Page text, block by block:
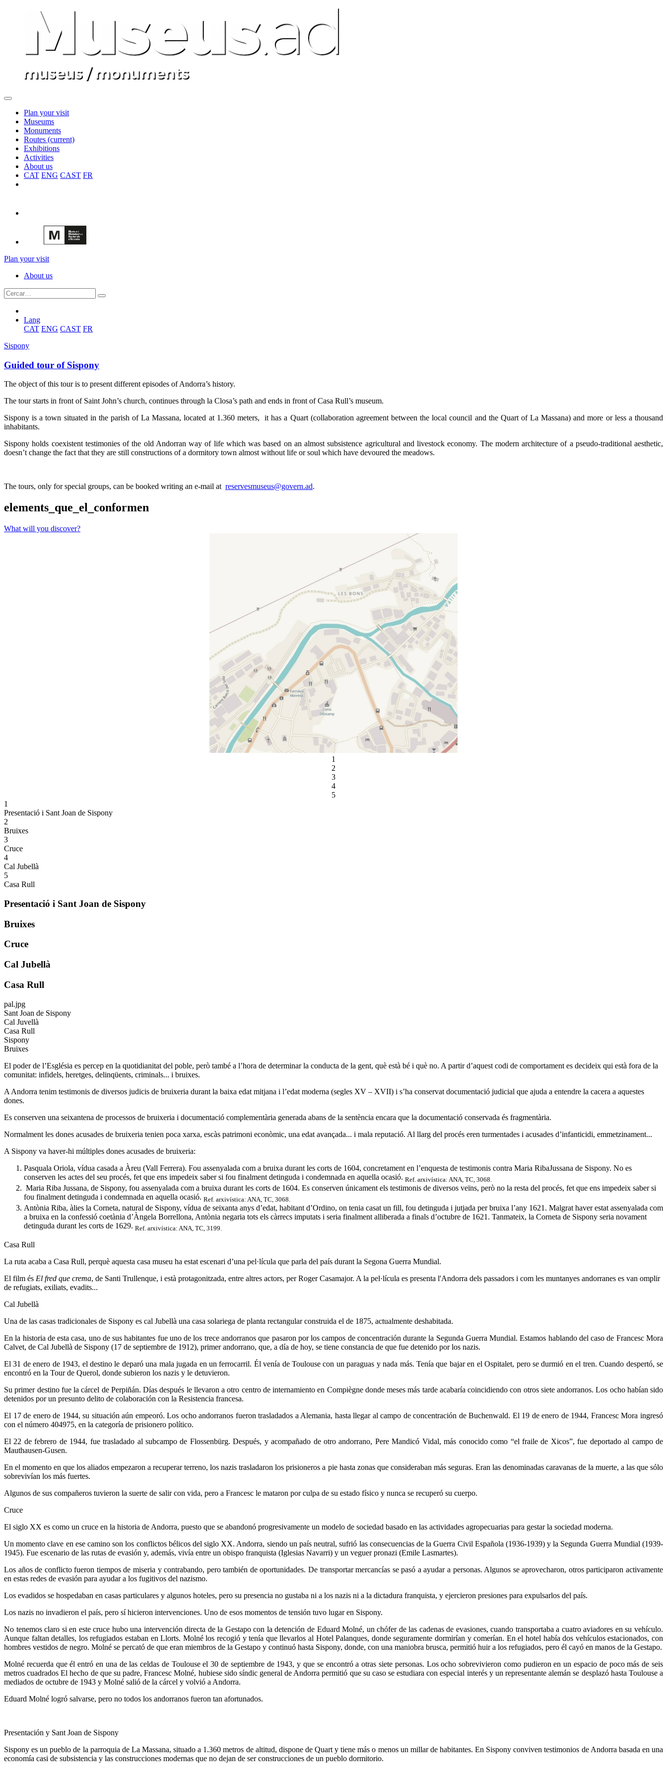
Plan your visit
Museums
Monuments
Routes (current)
Exhibitions
Activities
About us
CAT ENG CAST FR
Plan your visit
About us
Lang
CAT ENG CAST FR
Sispony
Guided tour of Sispony
The object of this tour is to present different episodes of Andorra’s history.
The tour starts in front of Saint John’s church, continues through la Closa’s path and ends in front of Casa Rull’s museum.
Sispony is a town situated in the parish of La Massana, located at 1.360 meters, it has a Quart (collaboration agreement between the local council and the Quart of La Massana) and more or less a thousand
inhabitants.
Sispony holds coexistent testimonies of the old Andorran way of life which was based on an almost subsistence agricultural and livestock economy. The modern architecture of a pseudo-traditional aesthetic,
doesn’t change the fact that they are still constructions of a dormitory town almost without life or soul which have devoured the meadows.
The tours, only for special groups, can be booked writing an e-mail at reservesmuseus@govern.ad.
elements_que_el_conformen
What will you discover?
1
2
3
4
5
1
Presentació i Sant Joan de Sispony
2
Bruixes
3
Cruce
4
Cal Jubellà
5
Casa Rull
Presentació i Sant Joan de Sispony
Bruixes
Cruce
Cal Jubellà
Casa Rull
pal.jpg
Sant Joan de Sispony
Cal Juvellà
Casa Rull
Sispony
Bruixes
El poder de l’Església es percep en la quotidianitat del poble, però també a l’hora de determinar la conducta de la gent, què està bé i què no. A partir d’aquest codi de comportament es decideix qui està fora de la
comunitat: infidels, heretges, delinqüents, criminals... i bruixes.
A Andorra tenim testimonis de diversos judicis de bruixeria durant la baixa edat mitjana i l’edat moderna (segles XV – XVII) i s’ha conservat documentació judicial que ajuda a entendre la cacera a aquestes
dones.
Es conserven una seixantena de processos de bruixeria i documentació complementària generada abans de la sentència encara que la documentació conservada és fragmentària.
Normalment les dones acusades de bruixeria tenien poca xarxa, escàs patrimoni econòmic, una edat avançada... i mala reputació. Al llarg del procés eren turmentades i acusades d’infanticidi, emmetzinament...
A Sispony va haver-hi múltiples dones acusades de bruixeria:
Pasquala Oriola, vídua casada a Àreu (Vall Ferrera). Fou assenyalada com a bruixa durant les corts de 1604, concretament en l’enquesta de testimonis contra Maria RibaJussana de Sispony. No es
conserven les actes del seu procés, fet que ens impedeix saber si fou finalment detinguda i condemnada en aquella ocasió. Ref. arxivística: ANA, TC, 3068.
Maria Riba Jussana, de Sispony, fou assenyalada com a bruixa durant les corts de 1604. Es conserven únicament els testimonis de diversos veïns, però no la resta del procés, fet que ens impedeix saber si
fou finalment detinguda i condemnada en aquella ocasió. Ref. arxivística: ANA, TC, 3068.
Antònia Riba, àlies la Corneta, natural de Sispony, vídua de seixanta anys d’edat, habitant d’Ordino, on tenia casat un fill, fou detinguda i jutjada per bruixa l’any 1621. Malgrat haver estat assenyalada com
a bruixa en la confessió coetània d’Àngela Borrellona, Antònia negaria tots els càrrecs imputats i seria finalment alliberada a finals d’octubre de 1621. Tanmateix, la Corneta de Sispony seria novament
detinguda durant les corts de 1629. Ref. arxivística: ANA, TC, 3199.
Casa Rull
La ruta acaba a Casa Rull, perquè aquesta casa museu ha estat escenari d’una pel·lícula que parla del país durant la Segona Guerra Mundial.
El film és El fred que crema, de Santi Trullenque, i està protagonitzada, entre altres actors, per Roger Casamajor. A la pel·lícula es presenta l'Andorra dels passadors i com les muntanyes andorranes es van omplir
de refugiats, exiliats, evadits...
Cal Jubellà
Una de las casas tradicionales de Sispony es cal Jubellà una casa solariega de planta rectangular construida el de 1875, actualmente deshabitada.
En la historia de esta casa, uno de sus habitantes fue uno de los trece andorranos que pasaron por los campos de concentración durante la Segunda Guerra Mundial. Estamos hablando del caso de Francesc Mora
Calvet, de Cal Jubellà de Sispony (17 de septiembre de 1912), primer andorrano, que, a día de hoy, se tiene constancia de que fue detenido por los nazis.
El 31 de enero de 1943, el destino le deparó una mala jugada en un ferrocarril. Él venía de Toulouse con un paraguas y nada más. Tenía que bajar en el Ospitalet, pero se durmió en el tren. Cuando despertó, se
encontró en la Tour de Querol, donde subieron los nazis y le detuvieron.
Su primer destino fue la cárcel de Perpiñán. Días después le llevaron a otro centro de internamiento en Compiègne donde meses más tarde acabaría coincidiendo con otros siete andorranos. Los ocho habían sido
detenidos por un presunto delito de colaboración con la Resistencia francesa.
El 17 de enero de 1944, su situación aún empeoró. Los ocho andorranos fueron trasladados a Alemania, hasta llegar al campo de concentración de Buchenwald. El 19 de enero de 1944, Francesc Mora ingresó
con el número 404975, en la categoría de prisionero político.
El 22 de febrero de 1944, fue trasladado al subcampo de Flossenbürg. Después, y acompañado de otro andorrano, Pere Mandicó Vidal, más conocido como “el fraile de Xicos”, fue deportado al campo de
Mauthausen-Gusen.
En el momento en que los aliados empezaron a recuperar terreno, los nazis trasladaron los prisioneros a pie hasta zonas que consideraban más seguras. Eran las denominadas caravanas de la muerte, a las que sólo
sobrevivían los más fuertes.
Algunos de sus compañeros tuvieron la suerte de salir con vida, pero a Francesc le mataron por culpa de su estado físico y nunca se recuperó su cuerpo.
Cruce
El siglo XX es como un cruce en la historia de Andorra, puesto que se abandonó progresivamente un modelo de sociedad basado en las actividades agropecuarias para gestar la sociedad moderna.
Un momento clave en ese camino son los conflictos bélicos del siglo XX. Andorra, siendo un país neutral, sufrió las consecuencias de la Guerra Civil Española (1936-1939) y la Segunda Guerra Mundial (1939-
1945). Fue escenario de las rutas de evasión y, además, vivía entre un obispo franquista (Iglesias Navarri) y un veguer pronazi (Emile Lasmartes).
Los años de conflicto fueron tiempos de miseria y contrabando, pero también de oportunidades. De transportar mercancías se pasó a ayudar a personas. Algunos se aprovecharon, otros participaron activamente
en estas redes de evasión para ayudar a los fugitivos del nazismo.
Los evadidos se hospedaban en casas particulares y algunos hoteles, pero su presencia no gustaba ni a los nazis ni a la dictadura franquista, y ejercieron presiones para expulsarlos del país.
Los nazis no invadieron el país, pero sí hicieron intervenciones. Uno de esos momentos de tensión tuvo lugar en Sispony.
No tenemos claro si en este cruce hubo una intervención directa de la Gestapo con la detención de Eduard Molné, un chófer de las cadenas de evasiones, cuando transportaba a cuatro aviadores en su vehículo.
Aunque faltan detalles, los refugiados estaban en Llorts. Molné los recogió y tenía que llevarlos al Hotel Palanques, donde seguramente dormirían y comerían. En el hotel había dos vehículos estacionados, con
hombres vestidos de negro. Molné se percató de que eran miembros de la Gestapo y continuó hasta Sispony, donde, con una maniobra brusca, permitió huir a los refugiados, pero él cayó en manos de la Gestapo.
Molné recuerda que él entró en una de las celdas de Toulouse el 30 de septiembre de 1943, y que se encontró a otras siete personas. Los ocho sobrevivieron como pudieron en un espacio de poco más de seis
metros cuadrados El hecho de que su padre, Francesc Molné, hubiese sido síndic general de Andorra permitió que su caso se estudiara con especial interés y un representante alemán se desplazó hasta Toulouse a
mediados de octubre de 1943 y Molné salió de la cárcel y volvió a Andorra.
Eduard Molné logró salvarse, pero no todos los andorranos fueron tan afortunados.
Presentación y Sant Joan de Sispony
Sispony es un pueblo de la parroquia de La Massana, situado a 1.360 metros de altitud, dispone de Quart y tiene más o menos un millar de habitantes. En Sispony conviven testimonios de Andorra basada en una
economía casi de subsistencia y las construcciones modernas que no dejan de ser construcciones de un pueblo dormitorio.